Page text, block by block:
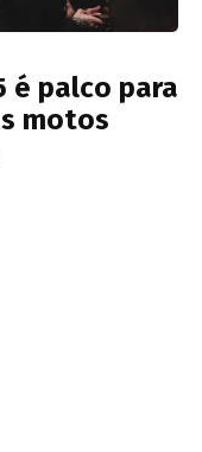
é palco para
motos